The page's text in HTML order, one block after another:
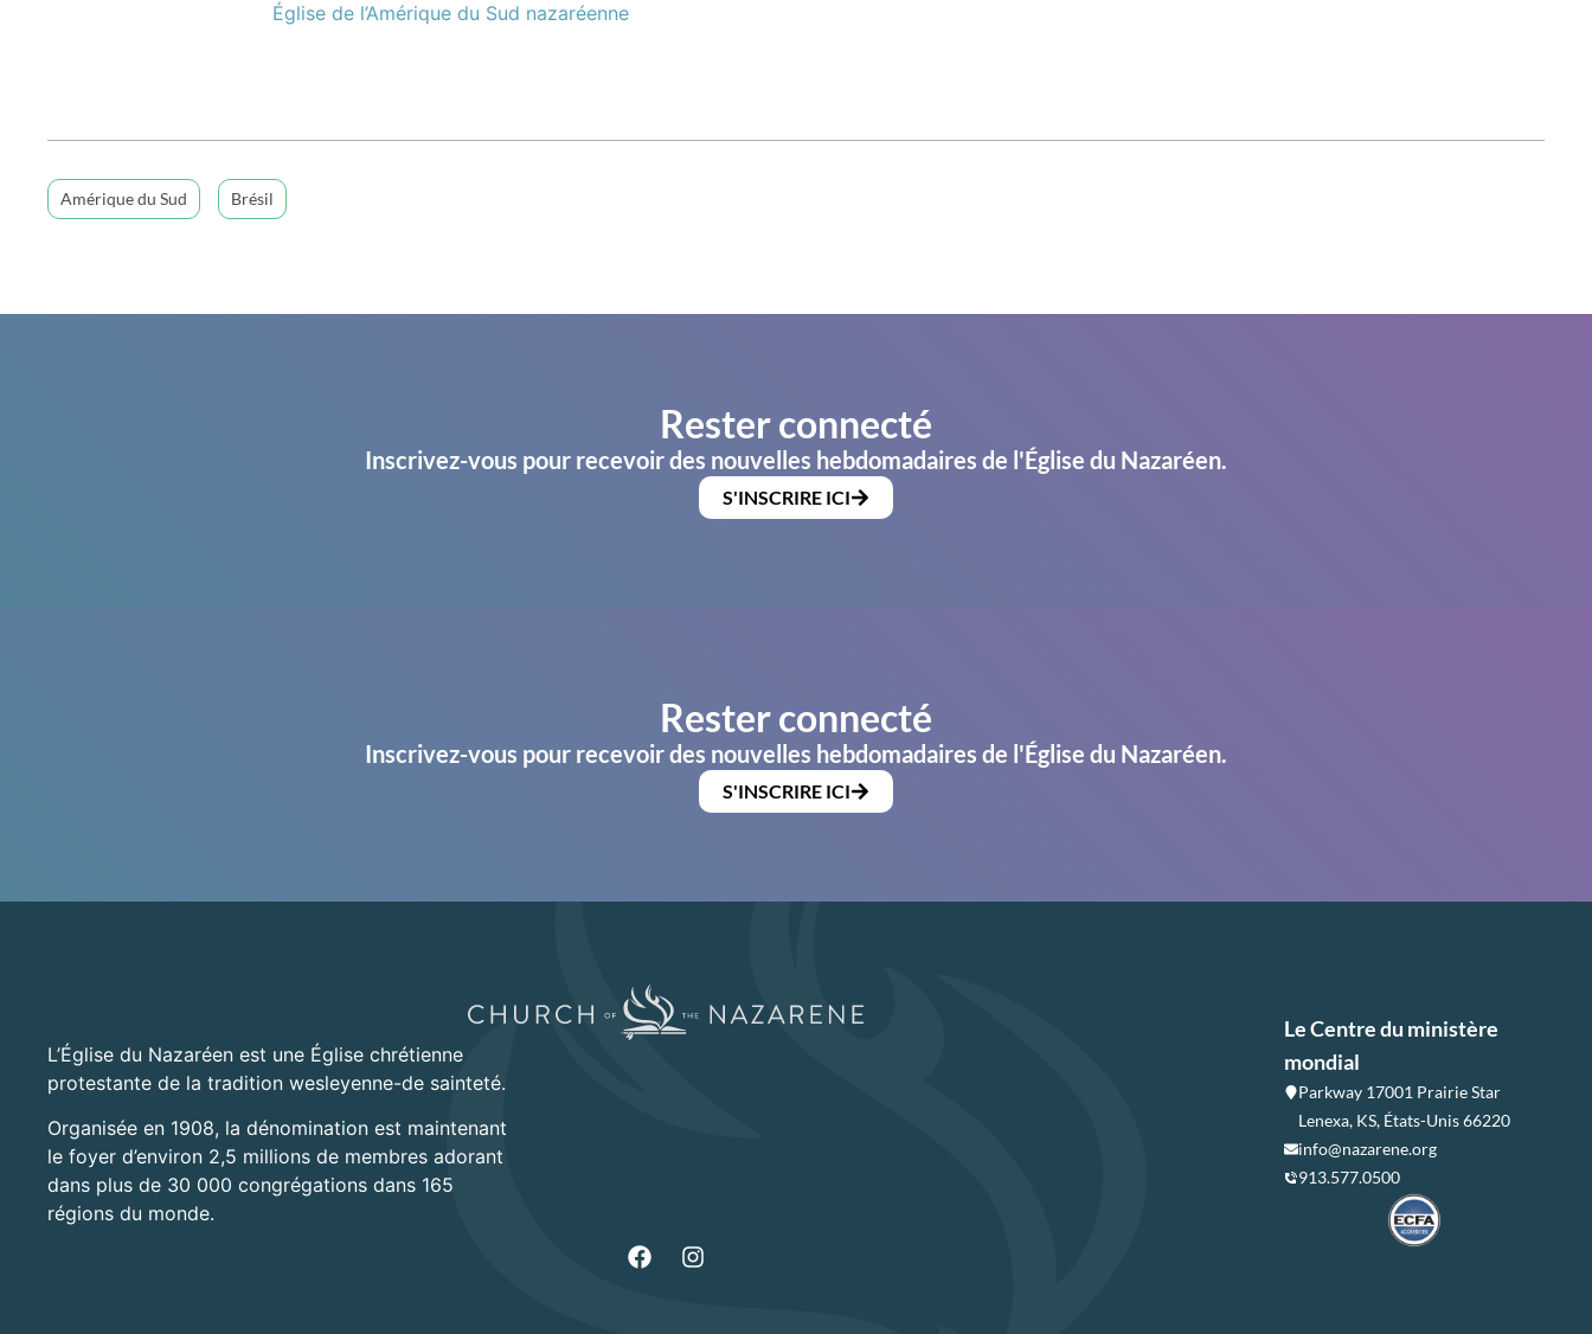
Église de l’Amérique du Sud nazaréenne
Amérique du Sud Brésil
Rester connecté
Inscrivez-vous pour recevoir des nouvelles hebdomadaires de l'Église du Nazaréen.
S'INSCRIRE ICI
Rester connecté
Inscrivez-vous pour recevoir des nouvelles hebdomadaires de l'Église du Nazaréen.
S'INSCRIRE ICI
L’Église du Nazaréen est une Église chrétienne
protestante de la tradition wesleyenne-de sainteté.
Organisée en 1908, la dénomination est maintenant
le foyer d’environ 2,5 millions de membres adorant
dans plus de 30 000 congrégations dans 165
régions du monde.
Le Centre du ministère
mondial
Parkway 17001 Prairie Star
Lenexa, KS, États-Unis 66220
info@nazarene.org
913.577.0500